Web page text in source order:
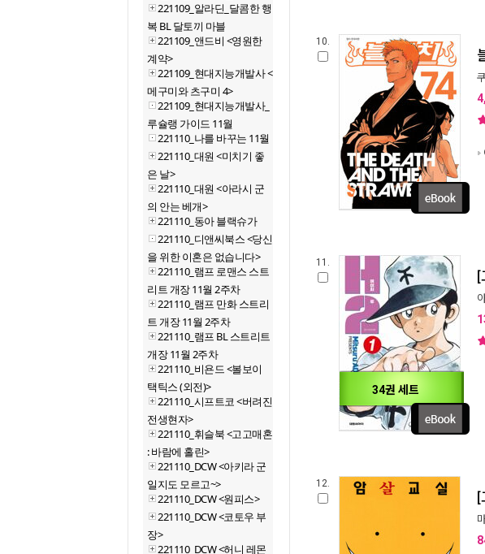
221109_알라딘_달콤한 행
복 BL 달토끼 마블
221109_앤드비 <영원한
계약>
221109_현대지능개발사 <
메구미와 츠구미 4>
221109_현대지능개발사_
루슐랭 가이드 11월
221110_나를 바꾸는 11월
221110_대원 <미치기 좋
은 날>
221110_대원 <아라시 군
의 안는 베개>
221110_동아 블랙슈가
221110_디앤씨북스 <당신
을 위한 이혼은 없습니다>
221110_램프 로맨스 스트
리트 개장 11월 2주차
221110_램프 만화 스트리
트 개장 11월 2주차
221110_램프 BL 스트리트
개장 11월 2주차
221110_비욘드 <볼보이
택틱스 (외전)>
221110_시프트코 <버려진
전생현자>
221110_휘슬북 <고고매혼
: 바람에 홀린>
221110_DCW <아키라 군
일지도 모르고~>
221110_DCW <원피스>
221110_DCW <코토우 부
장>
221110_DCW <허니 레몬
10.
11.
34권 세트
12.